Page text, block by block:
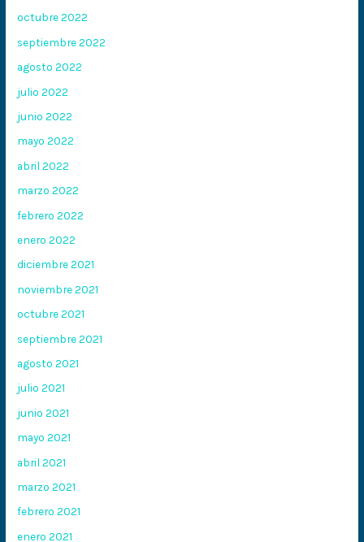
octubre 2022
septiembre 2022
agosto 2022
julio 2022
junio 2022
mayo 2022
abril 2022
marzo 2022
febrero 2022
enero 2022
diciembre 2021
noviembre 2021
octubre 2021
septiembre 2021
agosto 2021
julio 2021
junio 2021
mayo 2021
abril 2021
marzo 2021
febrero 2021
enero 2021